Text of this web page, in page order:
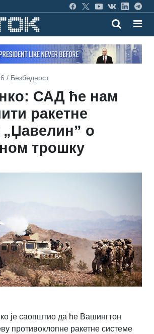
/ Безбедност
САД ће нам
ракетне
„Џавелин” о
трошку
је саопштио да ће Вашингтон
противоклопне ракетне системе